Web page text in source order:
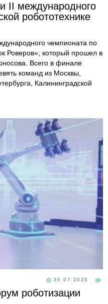
II международного
робототехнике
чемпионата по
Роверов», который прошел в
Всего в финале
команд из Москвы,
Калининградской
20.07.2026
роботизации